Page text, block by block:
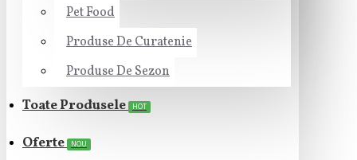
Pet Food
Produse De Curatenie
Produse De Sezon
Toate Produsele HOT
Oferte NOU